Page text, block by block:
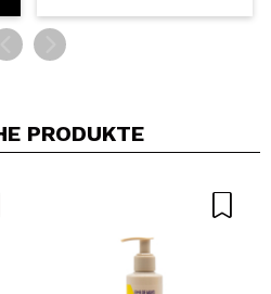
PRODUKTE